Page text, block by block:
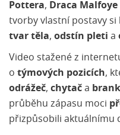
Pottera, Draca Malfoye
tvorby vlastní postavy
tvar těla, odstín pleti a
Video stažené z
o týmových pozicích,
odrážeč, chytač a
průběhu zápasu moci
přizpůsobili aktuálnímu